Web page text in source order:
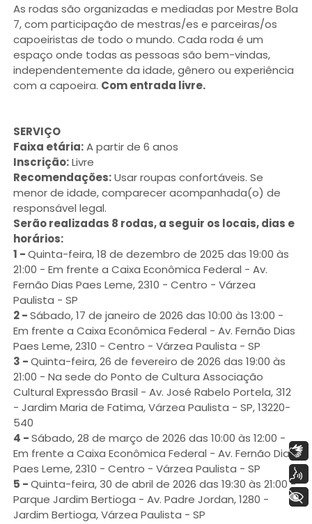
As rodas são organizadas e mediadas por Mestre Bola
7, com participação de mestras/es e parceiras/os
capoeiristas de todo o mundo. Cada roda é um
espaço onde todas as pessoas são bem-vindas,
independentemente da idade, gênero ou experiência
com a capoeira. Com entrada livre.
SERVIÇO
Faixa etária:A partir de 6 anos
Inscrição:Livre
Recomendações:Usar roupas confortáveis. Se
menor de idade, comparecer acompanhada(o) de
responsável legal.
Serão realizadas 8 rodas, a seguir os locais, dias e
horários:
1 -Quinta-feira, 18 de dezembro de 2025 das 19:00 às
21:00 - Em frente a Caixa Econômica Federal - Av.
Fernão Dias Paes Leme, 2310 - Centro - Várzea
Paulista - SP
2 -Sábado, 17 de janeiro de 2026 das 10:00 às 13:00 -
Em frente a Caixa Econômica Federal - Av. Fernão Dias
Paes Leme, 2310 - Centro - Várzea Paulista - SP
3 -Quinta-feira, 26 de fevereiro de 2026 das 19:00 às
21:00 - Na sede do Ponto de Cultura Associação
Cultural Expressão Brasil - Av. José Rabelo Portela, 312
- Jardim Maria de Fatima, Várzea Paulista - SP, 13220-
540
4 -Sábado, 28 de março de 2026 das 10:00 às 12:00 -
Em frente a Caixa Econômica Federal - Av. Fernão Dias
Paes Leme, 2310 - Centro - Várzea Paulista - SP
5 -Quinta-feira, 30 de abril de 2026 das 19:30 às 21:00 -
Parque Jardim Bertioga - Av. Padre Jordan, 1280 -
Jardim Bertioga, Várzea Paulista - SP
Libras
Voz
+ Acessibilidade